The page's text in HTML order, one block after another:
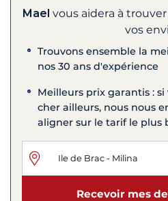
Mael vous aidera à
vos
Trouvons ensemble la
nos 30 ans d'expérience
Meilleurs prix garantis :
cher ailleurs, nous nous
aligner sur le tarif le plus
Recevoir mes